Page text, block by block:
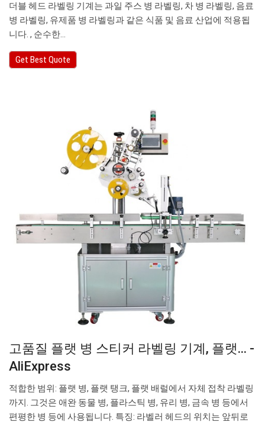
더블 헤드 라벨링 기계는 과일 주스 병 라벨링, 차 병 라벨링, 음료
병 라벨링, 유제품 병 라벨링과 같은 식품 및 음료 산업에 적용됩
니다. , 순수한…
Get Best Quote
고품질 플랫 병 스티커 라벨링 기계, 플랫... -
AliExpress
적합한 범위: 플랫 병, 플랫 탱크, 플랫 배럴에서 자체 접착 라벨링
까지. 그것은 애완 동물 병, 플라스틱 병, 유리 병, 금속 병 등에서
편평한 병 등에 사용됩니다. 특징: 라벨러 헤드의 위치는 앞뒤로